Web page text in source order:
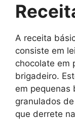
A receita
consiste em
chocolate em
brigadeiro.
em pequenas
granulados
que derrete